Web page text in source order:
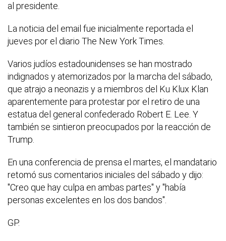
al presidente.
La noticia del email fue inicialmente reportada el
jueves por el diario The New York Times.
Varios judíos estadounidenses se han mostrado
indignados y atemorizados por la marcha del sábado,
que atrajo a neonazis y a miembros del Ku Klux Klan
aparentemente para protestar por el retiro de una
estatua del general confederado Robert E. Lee. Y
también se sintieron preocupados por la reacción de
Trump.
En una conferencia de prensa el martes, el mandatario
retomó sus comentarios iniciales del sábado y dijo:
"Creo que hay culpa en ambas partes" y "había
personas excelentes en los dos bandos".
GP.